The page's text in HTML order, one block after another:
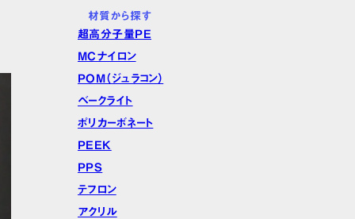
材質から探す
超高分子量PE
MCナイロン
POM（ジュラコン）
ベークライト
ポリカーボネート
PEEK
PPS
テフロン
アクリル